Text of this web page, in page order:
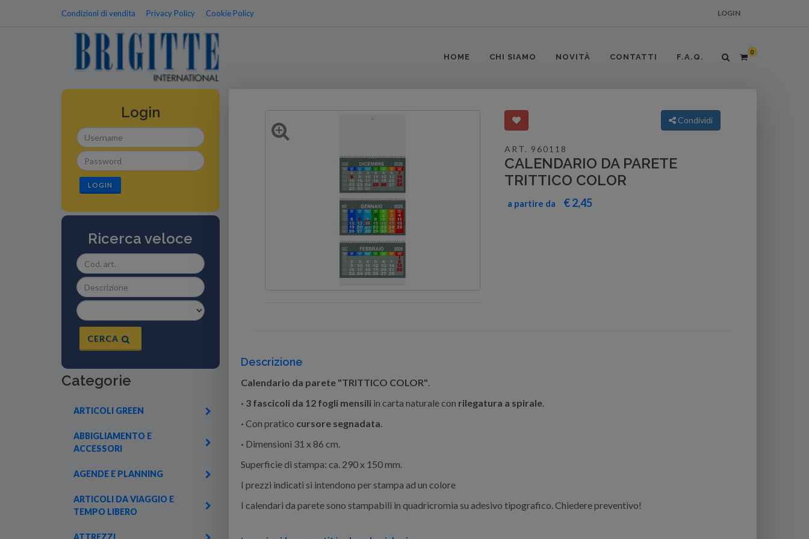
Condizioni di vendita Privacy Policy Cookie Policy LOGIN
HOME CHI SIAMO NOVITÀ CONTATTI F.A.Q.
0
Login
LOGIN
Ricerca veloce
CERCA
Categorie
ARTICOLI GREEN
ABBIGLIAMENTO E
ACCESSORI
AGENDE E PLANNING
ARTICOLI DA VIAGGIO E
TEMPO LIBERO
ATTREZZI
Condividi
ART. 960118
CALENDARIO DA PARETE
TRITTICO COLOR
a partire da € 2,45
Descrizione
Calendario da parete "TRITTICO COLOR".
· 3 fascicoli da 12 fogli mensiliin carta naturale con rilegatura a spirale.
· Con pratico cursore segnadata.
· Dimensioni 31 x 86 cm.
Superficie di stampa: ca. 290 x 150 mm.
I prezzi indicati si intendono per stampa ad un colore
I calendari da parete sono stampabili in quadricromia su adesivo tipografico. Chiedere preventivo!